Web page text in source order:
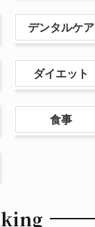
デンタルケア
ダイエット
食事